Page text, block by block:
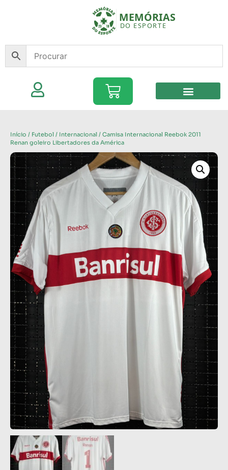
Início / Futebol / Internacional / Camisa Internacional Reebok 2011
Renan goleiro Libertadores da América